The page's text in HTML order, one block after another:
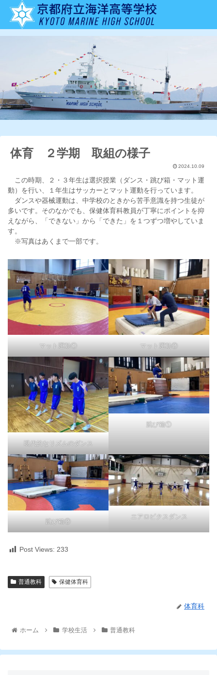
体育 ２学期 取組の様子
2024.10.09
この時期、２・３年生は選択授業（ダンス・跳び箱・マット運
動）を行い、１年生はサッカーとマット運動を行っています。
ダンスや器械運動は、中学校のときから苦手意識を持つ生徒が
多いです。そのなかでも、保健体育科教員が丁寧にポイントを抑
えながら、「できない」から「できた」を１つずつ増やしていま
す。
※写真はあくまで一部です。
マット運動① マット運動②
現代的なリズムのダンス
跳び箱①
跳び箱②
エアロビクスダンス
Post Views: 233
普通教科 保健体育科
体育科
ホーム 学校生活 普通教科